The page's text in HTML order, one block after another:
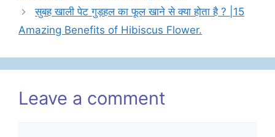
सुबह खाली पेट गुड़हल का फूल खाने से क्या होता है ? |15
Amazing Benefits of Hibiscus Flower.
Leave a comment